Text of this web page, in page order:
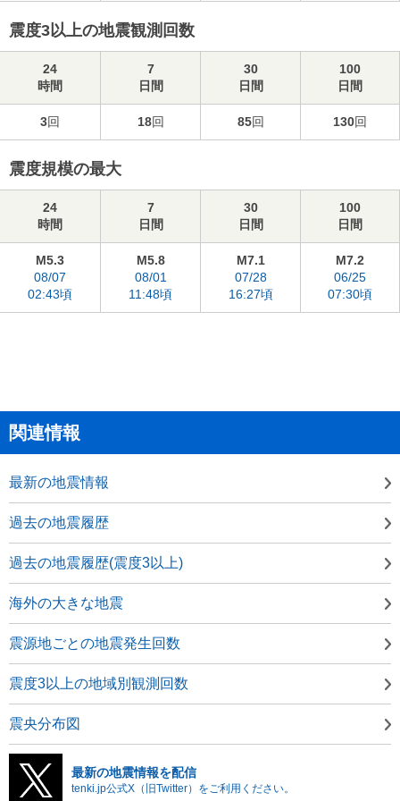
震度3以上の地震観測回数
24
時間
7
日間
30
日間
100
日間
3回 18回 85回 130回
震度規模の最大
24
時間
7
日間
30
日間
100
日間
M5.3
08/07
02:43頃
M5.8
08/01
11:48頃
M7.1
07/28
16:27頃
M7.2
06/25
07:30頃
関連情報
最新の地震情報
過去の地震履歴
過去の地震履歴(震度3以上)
海外の大きな地震
震源地ごとの地震発生回数
震度3以上の地域別観測回数
震央分布図
最新の地震情報を配信
tenki.jp公式X（旧Twitter）をご利用ください。